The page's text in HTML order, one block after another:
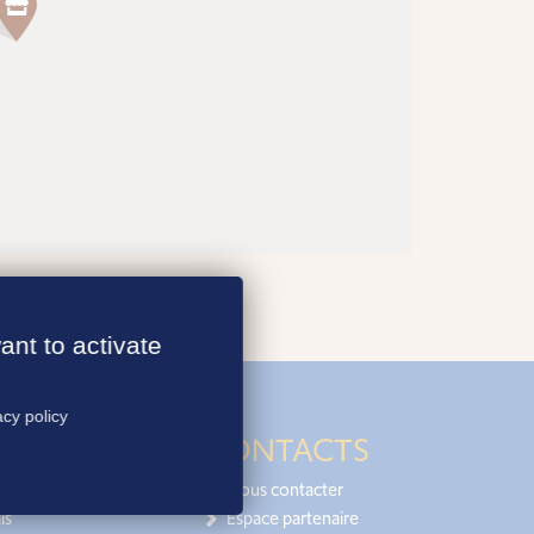
CONTACTS
Nous contacter
Espace partenaire
to activate
policy